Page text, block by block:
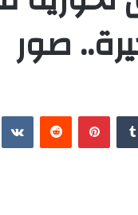
صور
بينتيريست